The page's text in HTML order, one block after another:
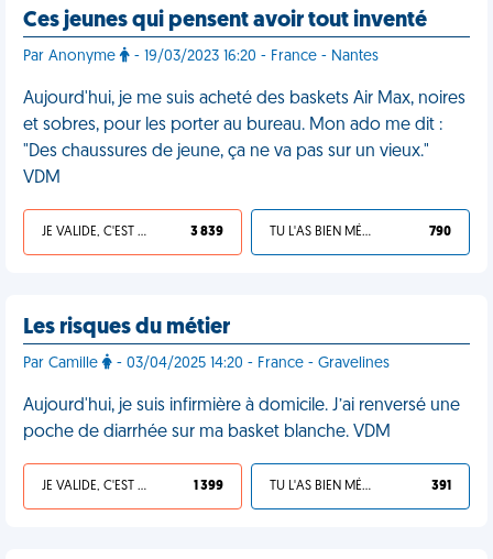
Ces jeunes qui pensent avoir tout inventé
Par Anonyme - 19/03/2023 16:20 - France - Nantes
Aujourd'hui, je me suis acheté des baskets Air Max, noires
et sobres, pour les porter au bureau. Mon ado me dit :
"Des chaussures de jeune, ça ne va pas sur un vieux."
VDM
JE VALIDE, C'EST UNE VDM 3 839 TU L'AS BIEN MÉRITÉ 790
Les risques du métier
Par Camille - 03/04/2025 14:20 - France - Gravelines
Aujourd'hui, je suis infirmière à domicile. J’ai renversé une
poche de diarrhée sur ma basket blanche. VDM
JE VALIDE, C'EST UNE VDM 1 399 TU L'AS BIEN MÉRITÉ 391